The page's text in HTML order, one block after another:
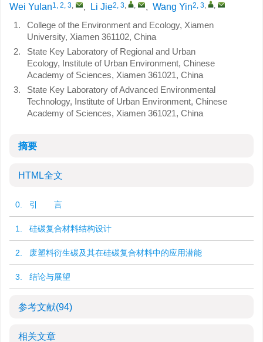
Wei Yulan1, 2, 3, , Li Jie2, 3, , , Wang Yin2, 3, ,
1.
College of the Environment and Ecology, Xiamen
University, Xiamen 361102, China
2.
State Key Laboratory of Regional and Urban
Ecology, Institute of Urban Environment, Chinese
Academy of Sciences, Xiamen 361021, China
3.
State Key Laboratory of Advanced Environmental
Technology, Institute of Urban Environment, Chinese
Academy of Sciences, Xiamen 361021, China
摘要
HTML全文
0. 引 言
1. 硅碳复合材料结构设计
2. 废塑料衍生碳及其在硅碳复合材料中的应用潜能
3. 结论与展望
参考文献(94)
相关文章